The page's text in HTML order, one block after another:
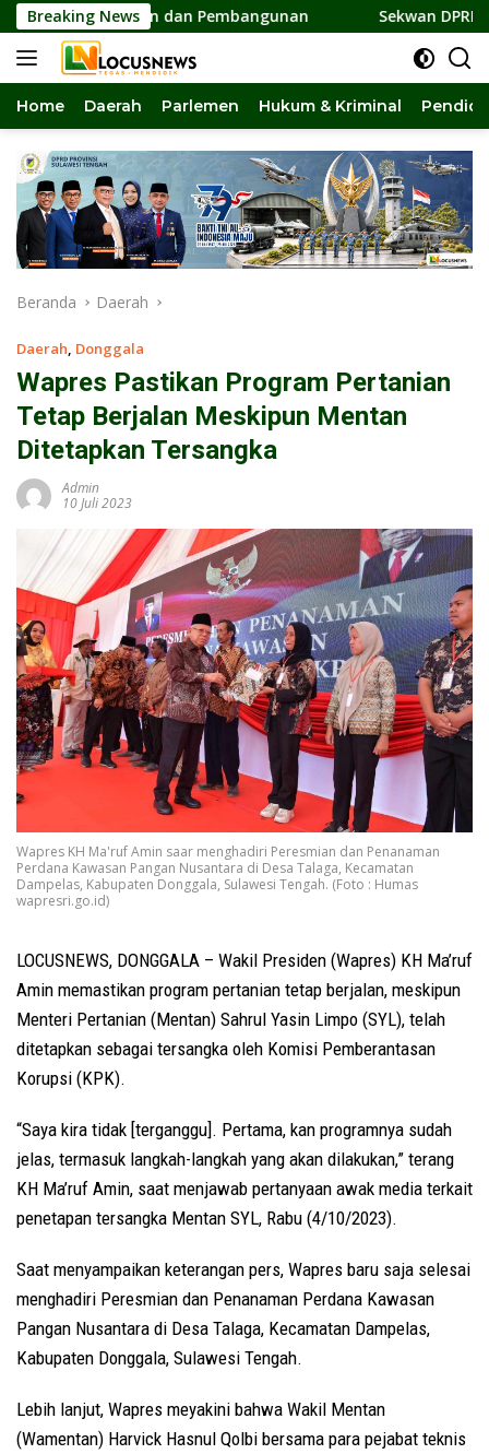
Langsung
ke
konten
Breaking News
dan Pembangunan Sekwan DPRD Sulteng Jadi
Home Daerah Parlemen Hukum & Kriminal
Beranda Daerah
Daerah, Donggala
Wapres Pastikan Program Pertanian
Tetap Berjalan Meskipun Mentan
Ditetapkan Tersangka
Admin
10 Juli 2023
Wapres KH Ma'ruf Amin saar menghadiri Peresmian dan Penanaman
Perdana Kawasan Pangan Nusantara di Desa Talaga, Kecamatan
Dampelas, Kabupaten Donggala, Sulawesi Tengah. (Foto : Humas
wapresri.go.id)
LOCUSNEWS, DONGGALA – Wakil Presiden (Wapres) KH Ma’ruf
Amin memastikan program pertanian tetap berjalan, meskipun
Menteri Pertanian (Mentan) Sahrul Yasin Limpo (SYL), telah
ditetapkan sebagai tersangka oleh Komisi Pemberantasan
Korupsi (KPK).
“Saya kira tidak [terganggu]. Pertama, kan programnya sudah
jelas, termasuk langkah-langkah yang akan dilakukan,” terang
KH Ma’ruf Amin, saat menjawab pertanyaan awak media terkait
penetapan tersangka Mentan SYL, Rabu (4/10/2023).
Saat menyampaikan keterangan pers, Wapres baru saja selesai
menghadiri Peresmian dan Penanaman Perdana Kawasan
Pangan Nusantara di Desa Talaga, Kecamatan Dampelas,
Kabupaten Donggala, Sulawesi Tengah.
Lebih lanjut, Wapres meyakini bahwa Wakil Mentan
(Wamentan) Harvick Hasnul Qolbi bersama para pejabat teknis